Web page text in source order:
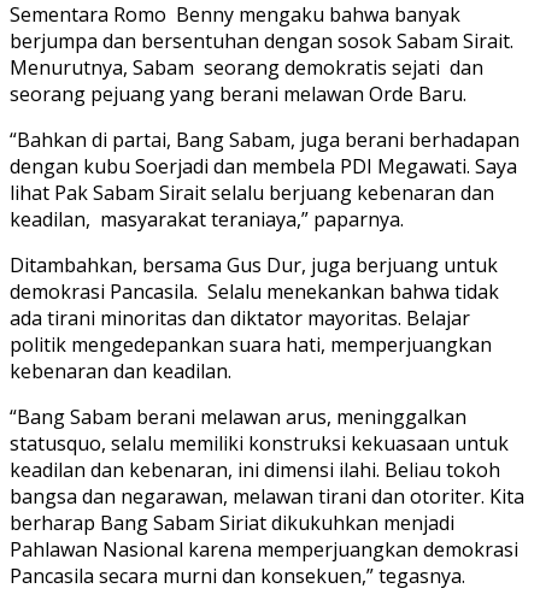
Sementara Romo Benny mengaku bahwa banyak
berjumpa dan bersentuhan dengan sosok Sabam Sirait.
Menurutnya, Sabam seorang demokratis sejati dan
seorang pejuang yang berani melawan Orde Baru.
“Bahkan di partai, Bang Sabam, juga berani berhadapan
dengan kubu Soerjadi dan membela PDI Megawati. Saya
lihat Pak Sabam Sirait selalu berjuang kebenaran dan
keadilan, masyarakat teraniaya,” paparnya.
Ditambahkan, bersama Gus Dur, juga berjuang untuk
demokrasi Pancasila. Selalu menekankan bahwa tidak
ada tirani minoritas dan diktator mayoritas. Belajar
politik mengedepankan suara hati, memperjuangkan
kebenaran dan keadilan.
“Bang Sabam berani melawan arus, meninggalkan
statusquo, selalu memiliki konstruksi kekuasaan untuk
keadilan dan kebenaran, ini dimensi ilahi. Beliau tokoh
bangsa dan negarawan, melawan tirani dan otoriter. Kita
berharap Bang Sabam Siriat dikukuhkan menjadi
Pahlawan Nasional karena memperjuangkan demokrasi
Pancasila secara murni dan konsekuen,” tegasnya.